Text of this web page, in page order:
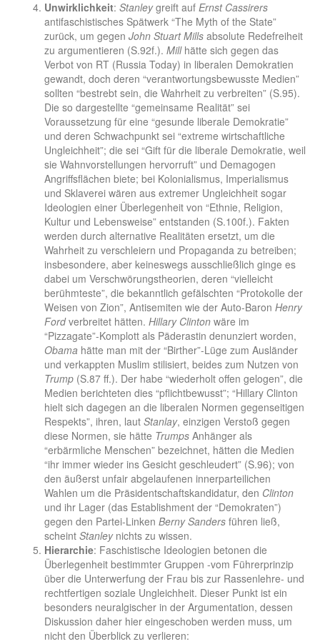
Unwirklichkeit: Stanleygreift auf Ernst Cassirers
antifaschistisches Spätwerk “The Myth of the State”
zurück, um gegen John Stuart Mills absolute Redefreiheit
zu argumentieren (S.92f.). Millhätte sich gegen das
Verbot von RT (Russia Today) in liberalen Demokratien
gewandt, doch deren “verantwortungsbewusste Medien”
sollten “bestrebt sein, die Wahrheit zu verbreiten” (S.95).
Die so dargestellte “gemeinsame Realität” sei
Voraussetzung für eine “gesunde liberale Demokratie”
und deren Schwachpunkt sei “extreme wirtschaftliche
Ungleichheit”; die sei “Gift für die liberale Demokratie, weil
sie Wahnvorstellungen hervorruft” und Demagogen
Angriffsflächen biete; bei Kolonialismus, Imperialismus
und Sklaverei wären aus extremer Ungleichheit sogar
Ideologien einer Überlegenheit von “Ethnie, Religion,
Kultur und Lebensweise” entstanden (S.100f.). Fakten
werden durch alternative Realitäten ersetzt, um die
Wahrheit zu verschleiern und Propaganda zu betreiben;
insbesondere, aber keineswegs ausschließlich ginge es
dabei um Verschwörungstheorien, deren “vielleicht
berühmteste”, die bekanntlich gefälschten “Protokolle der
Weisen von Zion”, Antisemiten wie der Auto-Baron Henry
Fordverbreitet hätten. Hillary Clinton wäre im
“Pizzagate”-Komplott als Päderastin denunziert worden,
Obama hätte man mit der “Birther”-Lüge zum Ausländer
und verkappten Muslim stilisiert, beides zum Nutzen von
Trump (S.87 ff.). Der habe “wiederholt offen gelogen”, die
Medien berichteten dies “pflichtbewusst”; “Hillary Clinton
hielt sich dagegen an die liberalen Normen gegenseitigen
Respekts”, ihren, laut Stanlay, einzigen Verstoß gegen
diese Normen, sie hätte Trumps Anhänger als
“erbärmliche Menschen” bezeichnet, hätten die Medien
“ihr immer wieder ins Gesicht geschleudert” (S.96); von
den äußerst unfair abgelaufenen innerparteilichen
Wahlen um die Präsidentschaftskandidatur, den Clinton
und ihr Lager (das Establishment der “Demokraten”)
gegen den Partei-Linken Berny Sanders führen ließ,
scheint Stanleynichts zu wissen.
Hierarchie: Faschistische Ideologien betonen die
Überlegenheit bestimmter Gruppen -vom Führerprinzip
über die Unterwerfung der Frau bis zur Rassenlehre- und
rechtfertigen soziale Ungleichheit. Dieser Punkt ist ein
besonders neuralgischer in der Argumentation, dessen
Diskussion daher hier eingeschoben werden muss, um
nicht den Überblick zu verlieren: